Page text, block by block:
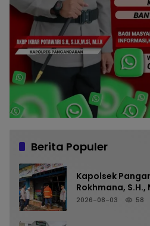
Berita Populer
Kapolsek
Rokhmana, S.H.,
Anggota Cek
2026-08-03 58